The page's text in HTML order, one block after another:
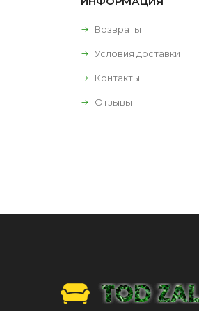
Возвраты
Условия доставки
Контакты
Отзывы